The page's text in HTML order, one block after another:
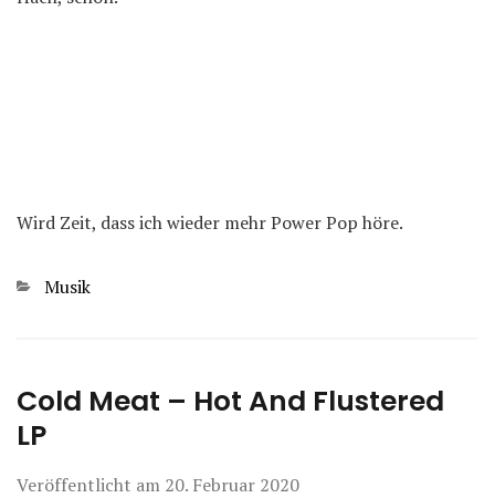
Wird Zeit, dass ich wieder mehr Power Pop höre.
Kategorien
Musik
Cold Meat – Hot And Flustered
LP
Veröffentlicht am 20. Februar 2020